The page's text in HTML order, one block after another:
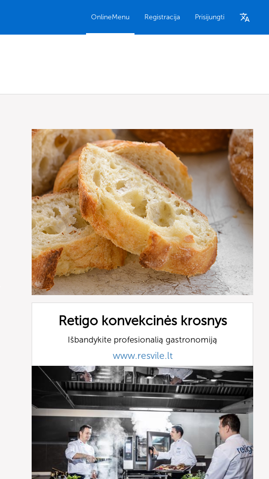
OnlineMenu Registracija Prisijungti
Retigo konvekcinės krosnys
Išbandykite profesionalią gastronomiją
www.resvile.lt